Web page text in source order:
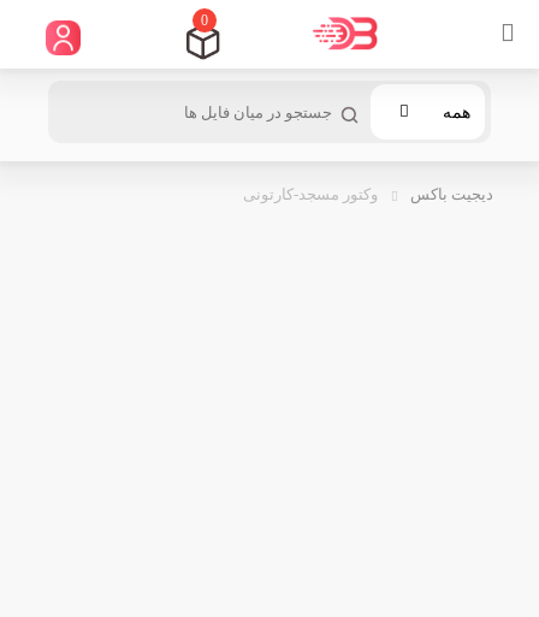
0
همه
دیجیت باکس وکتور مسجد-کارتونی